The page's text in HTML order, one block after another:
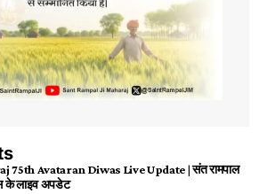
75th Avataran Diwas Live Update | संत रामपाल
के लाइव अपडेट